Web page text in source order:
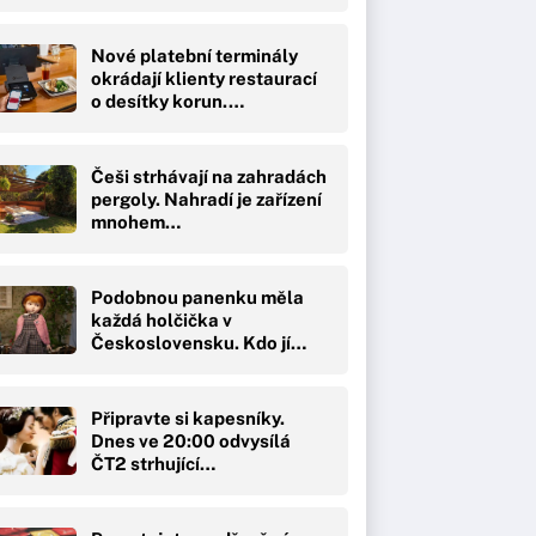
Nové platební terminály
okrádají klienty restaurací
o desítky korun.…
Češi strhávají na zahradách
pergoly. Nahradí je zařízení
mnohem…
Podobnou panenku měla
každá holčička v
Československu. Kdo jí…
Připravte si kapesníky.
Dnes ve 20:00 odvysílá
ČT2 strhující…